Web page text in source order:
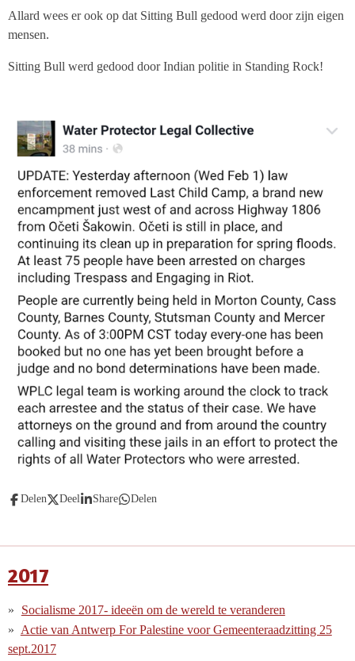
Allard wees er ook op dat Sitting Bull gedood werd door zijn eigen
mensen.
Sitting Bull werd gedood door Indian politie in Standing Rock!
Delen Deel Share Delen
2017
Socialisme 2017- ideeën om de wereld te veranderen
Actie van Antwerp For Palestine voor Gemeenteraadzitting 25
sept.2017